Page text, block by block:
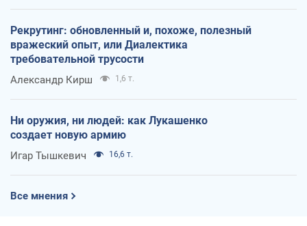
Рекрутинг: обновленный и, похоже, полезный
вражеский опыт, или Диалектика
требовательной трусости
Александр Кирш 1,6 т.
Ни оружия, ни людей: как Лукашенко
создает новую армию
Игар Тышкевич 16,6 т.
Все мнения